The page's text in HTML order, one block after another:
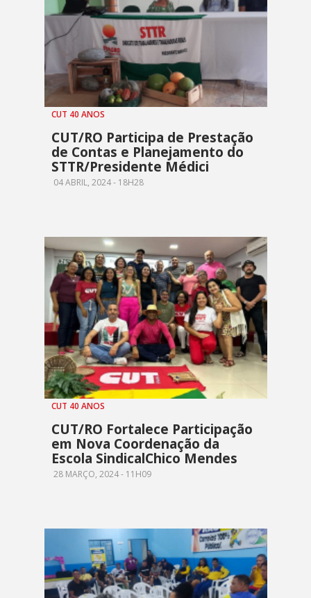
CUT 40 ANOS
CUT/RO Participa de Prestação
de Contas e Planejamento do
STTR/Presidente Médici
04 ABRIL, 2024 - 18H28
CUT 40 ANOS
CUT/RO Fortalece Participação
em Nova Coordenação da
Escola SindicalChico Mendes
28 MARÇO, 2024 - 11H09